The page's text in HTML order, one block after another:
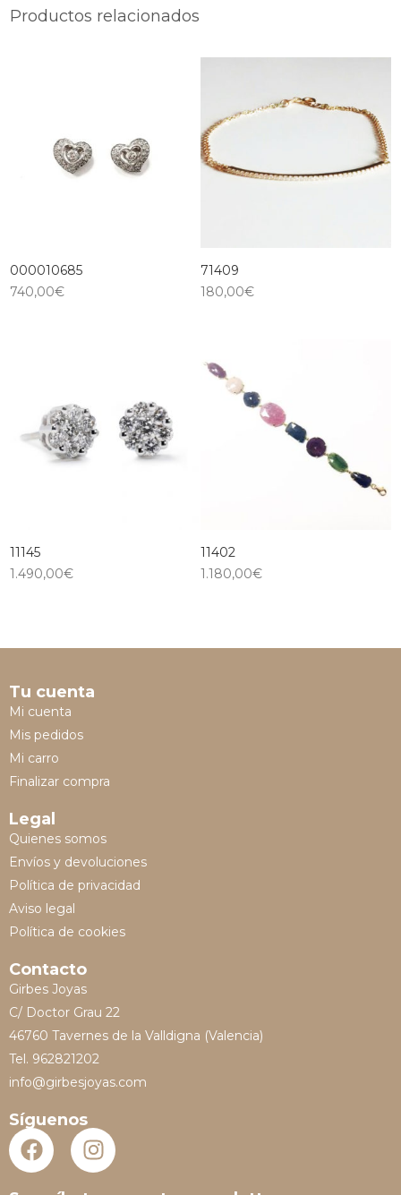
Productos relacionados
000010685
740,00€
71409
180,00€
11145
1.490,00€
11402
1.180,00€
Tu cuenta
Mi cuenta
Mis pedidos
Mi carro
Finalizar compra
Legal
Quienes somos
Envíos y devoluciones
Política de privacidad
Aviso legal
Política de cookies
Contacto
Girbes Joyas
C/ Doctor Grau 22
46760 Tavernes de la Valldigna (Valencia)
Tel. 962821202
info@girbesjoyas.com
Síguenos